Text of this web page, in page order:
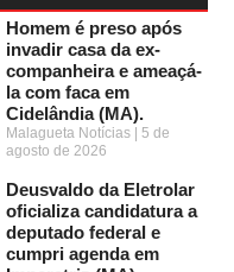
Homem é preso após
invadir casa da ex-
companheira e ameaçá-
la com faca em
Cidelândia (MA).
Malagueta Notícias
5 de
agosto de 2026
Deusvaldo da Eletrolar
oficializa candidatura a
deputado federal e
cumpri agenda em